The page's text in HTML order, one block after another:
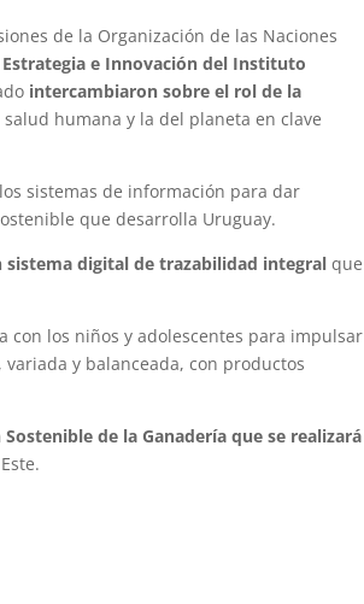
de la Organización de las Naciones
e Innovación del Instituto
intercambiaron sobre el rol de la
humana y la del planeta en clave
sistemas de información para dar
que desarrolla Uruguay.
sistema digital de trazabilidad integral que
con los niños y adolescentes para impulsar
y balanceada, con productos
de la Ganadería que se realizará